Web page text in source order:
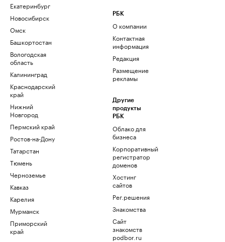
Екатеринбург
Новосибирск
Омск
Башкортостан
Вологодская
область
Калининград
Краснодарский
край
Нижний
Новгород
Пермский край
Ростов-на-Дону
Татарстан
Тюмень
Черноземье
Кавказ
Карелия
Мурманск
Приморский
край
РБК
О компании
Контактная
информация
Редакция
Размещение
рекламы
Другие
продукты
РБК
Облако для
бизнеса
Корпоративный
регистратор
доменов
Хостинг
сайтов
Рег.решения
Знакомства
Сайт
знакомств
podbor.ru